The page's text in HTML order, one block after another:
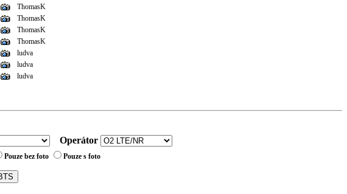
ThomasK
ThomasK
ThomasK
ThomasK
ludva
ludva
ludva
Operátor
Pouze bez foto Pouze s foto